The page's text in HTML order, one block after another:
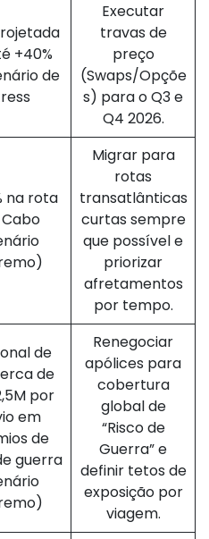
+40%
de
Executar
travas de
preço
(Swaps/Opçõe
s) para o Q3 e
Q4 2026.
na rota
Migrar para
rotas
transatlânticas
curtas sempre
que possível e
priorizar
afretamentos
por tempo.
de
de
por
em
de
guerra
Renegociar
apólices para
cobertura
global de
“Risco de
Guerra” e
definir tetos de
exposição por
viagem.